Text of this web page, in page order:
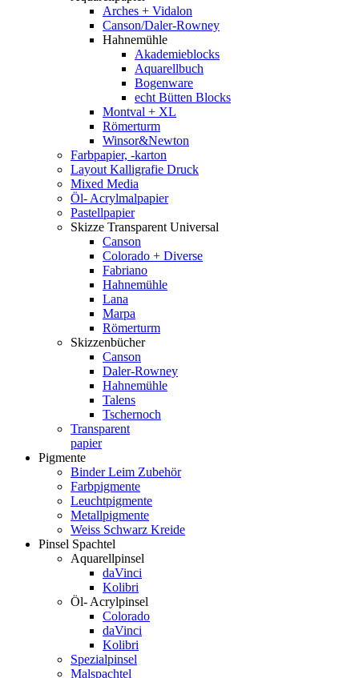
Arches + Vidalon
Canson/Daler-Rowney
Hahnemühle
Akademieblocks
Aquarellbuch
Bogenware
echt Bütten Blocks
Montval + XL
Römerturm
Winsor&Newton
Farbpapier, -karton
Layout Kalligrafie Druck
Mixed Media
Öl- Acrylmalpapier
Pastellpapier
Skizze Transparent Universal
Canson
Colorado + Diverse
Fabriano
Hahnemühle
Lana
Marpa
Römerturm
Skizzenbücher
Canson
Daler-Rowney
Hahnemühle
Talens
Tschernoch
Transparent
papier
Pigmente
Binder Leim Zubehör
Farbpigmente
Leuchtpigmente
Metallpigmente
Weiss Schwarz Kreide
Pinsel Spachtel
Aquarellpinsel
daVinci
Kolibri
Öl- Acrylpinsel
Colorado
daVinci
Kolibri
Spezialpinsel
Malspachtel